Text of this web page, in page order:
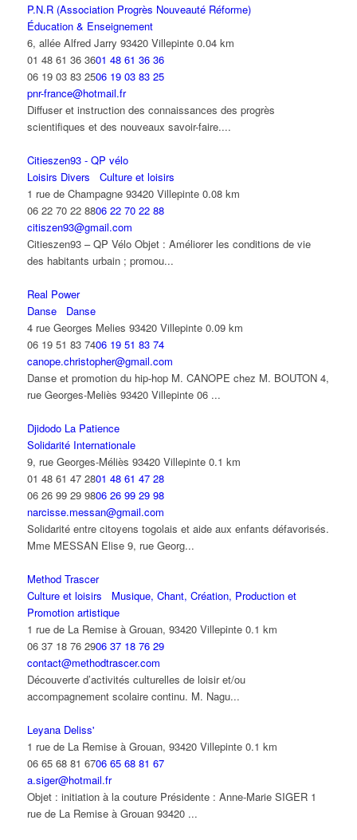
P.N.R (Association Progrès Nouveauté Réforme)
Éducation & Enseignement
6, allée Alfred Jarry 93420 Villepinte 0.04 km
01 48 61 36 3601 48 61 36 36
06 19 03 83 2506 19 03 83 25
pnr-france@hotmail.fr
Diffuser et instruction des connaissances des progrès
scientifiques et des nouveaux savoir-faire....
Citieszen93 - QP vélo
Loisirs Divers
Culture et loisirs
1 rue de Champagne 93420 Villepinte 0.08 km
06 22 70 22 8806 22 70 22 88
citiszen93@gmail.com
Citieszen93 – QP Vélo Objet : Améliorer les conditions de vie
des habitants urbain ; promou...
Real Power
Danse
Danse
4 rue Georges Melies 93420 Villepinte 0.09 km
06 19 51 83 7406 19 51 83 74
canope.christopher@gmail.com
Danse et promotion du hip-hop M. CANOPE chez M. BOUTON 4,
rue Georges-Meliès 93420 Villepinte 06 ...
Djidodo La Patience
Solidarité Internationale
9, rue Georges-Méliès 93420 Villepinte 0.1 km
01 48 61 47 2801 48 61 47 28
06 26 99 29 9806 26 99 29 98
narcisse.messan@gmail.com
Solidarité entre citoyens togolais et aide aux enfants défavorisés.
Mme MESSAN Elise 9, rue Georg...
Method Trascer
Culture et loisirs
Musique, Chant, Création, Production et
Promotion artistique
1 rue de La Remise à Grouan, 93420 Villepinte 0.1 km
06 37 18 76 2906 37 18 76 29
contact@methodtrascer.com
Découverte d’activités culturelles de loisir et/ou
accompagnement scolaire continu. M. Nagu...
Leyana Deliss'
1 rue de La Remise à Grouan, 93420 Villepinte 0.1 km
06 65 68 81 6706 65 68 81 67
a.siger@hotmail.fr
Objet : initiation à la couture Présidente : Anne-Marie SIGER 1
rue de La Remise à Grouan 93420 ...